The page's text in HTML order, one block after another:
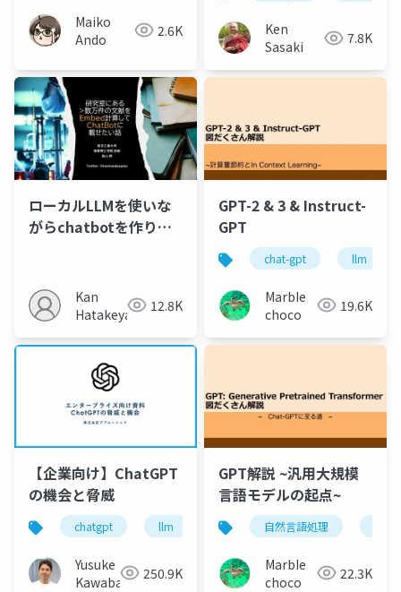
Maiko
Ando
2.6K
Ken
Sasaki
7.8K
ローカルLLMを使いな
がらchatbotを作りた
Kan
Hatakeyama 12.8K
GPT-2 & 3 & Instruct-
GPT
chat-gpt llm
MarbIe
choco
19.6K
【企業向け】ChatGPT
の機会と脅威
chatgpt llm
Yusuke
Kawabata 250.9K
GPT解説 ~汎用大規模
言語モデルの起点~
自然言語処理
MarbIe
choco
22.3K